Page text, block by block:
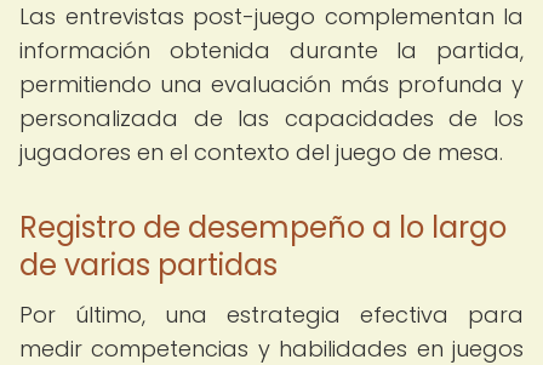
Las entrevistas post-juego complementan la
información obtenida durante la partida,
permitiendo una evaluación más profunda y
personalizada de las capacidades de los
jugadores en el contexto del juego de mesa.
Registro de desempeño a lo largo
de varias partidas
Por último, una estrategia efectiva para
medir competencias y habilidades en juegos